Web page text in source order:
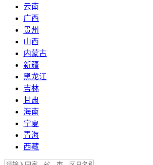
云南
广西
贵州
山西
内蒙古
新疆
黑龙江
吉林
甘肃
海南
宁夏
青海
西藏